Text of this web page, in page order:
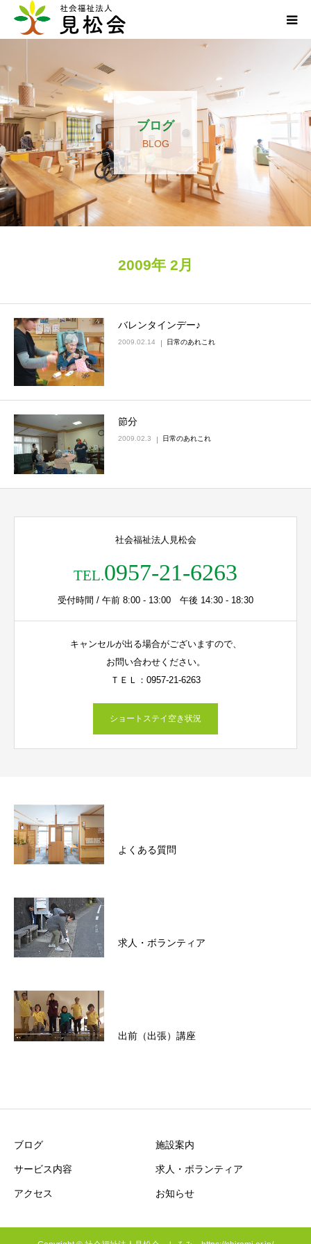
ブログ
BLOG
2009年 2月
バレンタインデー♪
2009.02.14 日常のあれこれ
節分
2009.02.3 日常のあれこれ
社会福祉法人見松会
TEL.0957-21-6263
受付時間 / 午前 8:00 - 13:00 午後 14:30 - 18:30
キャンセルが出る場合がございますので、
お問い合わせください。
ＴＥＬ：0957-21-6263
ショートステイ空き状況
よくある質問
求人・ボランティア
出前（出張）講座
ブログ 施設案内
サービス内容 求人・ボランティア
アクセス お知らせ
施設案内
サービス内容
求人・ボランティア
アクセス